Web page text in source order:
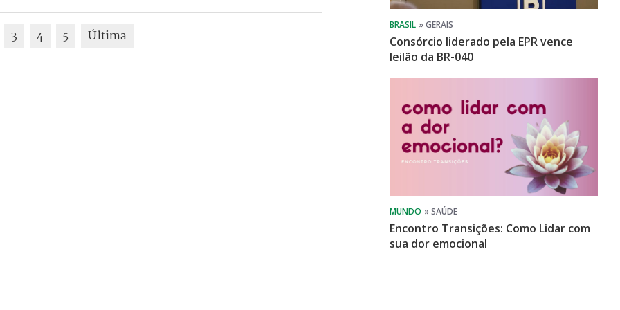
3 4 5 Última
Consórcio liderado pela EPR vence
leilão da BR-040
Encontro Transições: Como Lidar com
sua dor emocional